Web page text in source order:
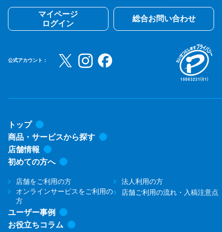
マイページ
ログイン
総合お問い合わせ
公式アカウント：
トップ
商品・サービスから探す
店舗情報
初めての方へ
店舗をご利用の方
法人利用の方
オンラインサービスをご利用の
方
店舗ご利用の流れ・入稿注意点
ユーザー事例
お役立ちコラム